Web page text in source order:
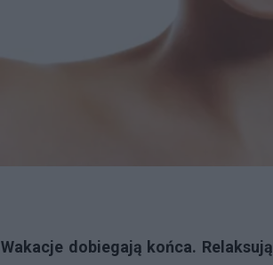
Wakacje dobiegają końca.